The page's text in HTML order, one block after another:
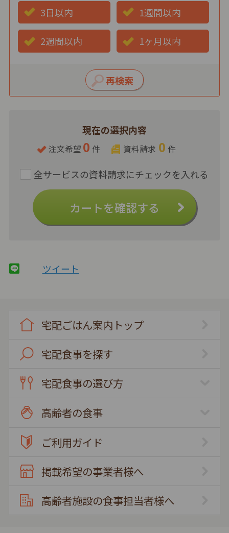
現在の選択内容
注文希望 0 件 資料請求 0 件
カートを確認する
3日以内
1週間以内
2週間以内 1ヶ月以内
ツイート
宅配ごはん案内トップ
宅配食事を探す
宅配食事の選び方
高齢者の食事
ご利用ガイド
掲載希望の事業者様へ
高齢者施設の食事担当者様へ